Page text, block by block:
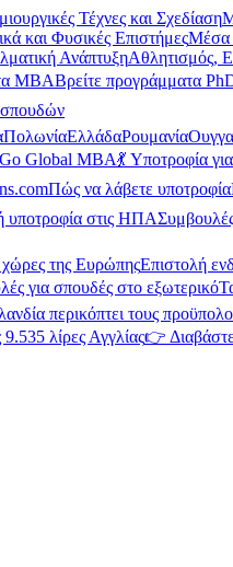
Τέχνες και Σχεδίαση
και Φυσικές ΕπιστήμεςΜέσα
ΑνάπτυξηΑθλητισμός,
MBAΒρείτε προγράμματα
σπουδών
ΠολωνίαΕλλάδαΡουμανία
Global MBA💃 Υποτροφία
Πώς να λάβετε υποτροφία
υποτροφία στις ΗΠΑ
της ΕυρώπηςΕπιστολή
για σπουδές στο εξωτερικό
περικόπτει τους
λίρες Αγγλίας👉 Διαβάστε